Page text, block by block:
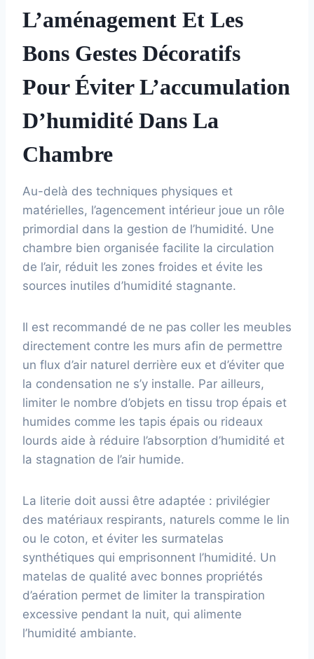
L’aménagement Et Les
Bons Gestes Décoratifs
Pour Éviter L’accumulation
D’humidité Dans La
Chambre
Au-delà des techniques physiques et
matérielles, l’agencement intérieur joue un rôle
primordial dans la gestion de l’humidité. Une
chambre bien organisée facilite la circulation
de l’air, réduit les zones froides et évite les
sources inutiles d’humidité stagnante.
Il est recommandé de ne pas coller les meubles
directement contre les murs afin de permettre
un flux d’air naturel derrière eux et d’éviter que
la condensation ne s’y installe. Par ailleurs,
limiter le nombre d’objets en tissu trop épais et
humides comme les tapis épais ou rideaux
lourds aide à réduire l’absorption d’humidité et
la stagnation de l’air humide.
La literie doit aussi être adaptée : privilégier
des matériaux respirants, naturels comme le lin
ou le coton, et éviter les surmatelas
synthétiques qui emprisonnent l’humidité. Un
matelas de qualité avec bonnes propriétés
d’aération permet de limiter la transpiration
excessive pendant la nuit, qui alimente
l’humidité ambiante.